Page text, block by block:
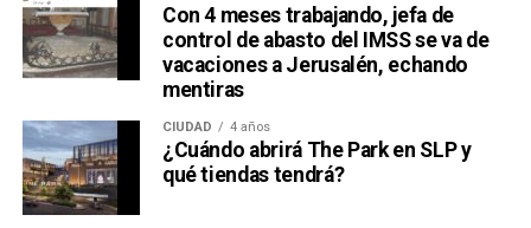
Con 4 meses trabajando, jefa de
control de abasto del IMSS se va de
vacaciones a Jerusalén, echando
mentiras
CIUDAD 4 años
¿Cuándo abrirá The Park en SLP y
qué tiendas tendrá?